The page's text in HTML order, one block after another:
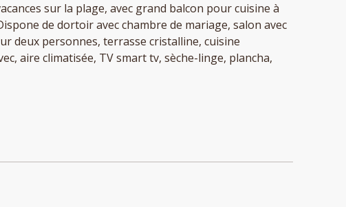
sur la plage, avec grand balcon pour cuisine à
de dortoir avec chambre de mariage, salon avec
deux personnes, terrasse cristalline, cuisine
aire climatisée, TV smart tv, sèche-linge, plancha,